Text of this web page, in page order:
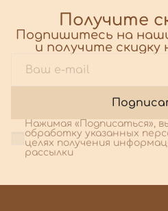
Получите
Подпишитесь на
и получите скидку
Нажимая «Подписаться»,
обработку указанных
целях получения
рассылки